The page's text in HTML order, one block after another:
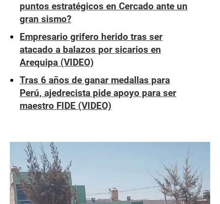
puntos estratégicos en Cercado ante un
gran sismo?
Empresario grifero herido tras ser
atacado a balazos por sicarios en
Arequipa (VIDEO)
Tras 6 años de ganar medallas para
Perú, ajedrecista pide apoyo para ser
maestro FIDE (VIDEO)